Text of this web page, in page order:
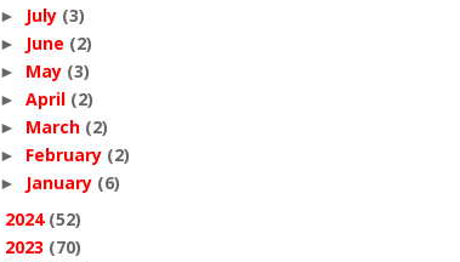
► July (3)
► June (2)
► May (3)
► April (2)
► March (2)
► February (2)
► January (6)
2024 (52)
2023 (70)